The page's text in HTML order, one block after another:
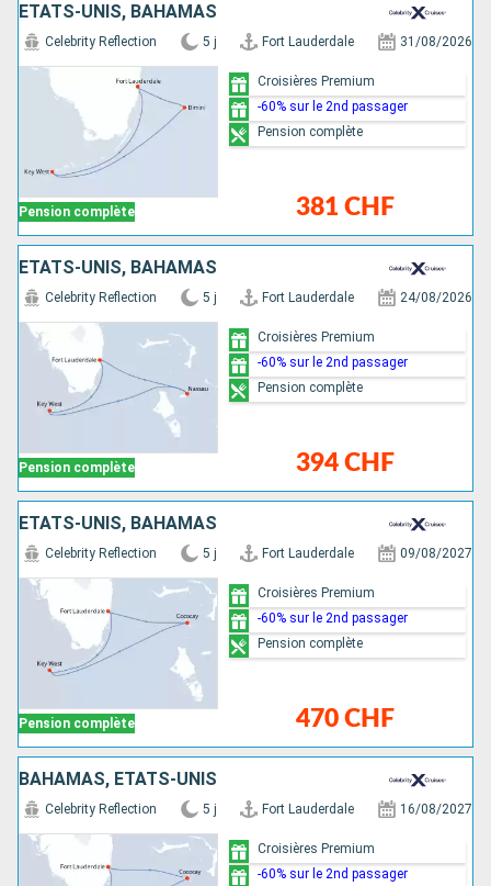
ÉTATS-UNIS, BAHAMAS
Pension complète
Celebrity Reflection 5 j Fort Lauderdale 31/08/2026
381 CHF
Croisières Premium
-60% sur le 2nd passager
Pension complète
ÉTATS-UNIS, BAHAMAS
Pension complète
Celebrity Reflection 5 j Fort Lauderdale 24/08/2026
394 CHF
Croisières Premium
-60% sur le 2nd passager
Pension complète
ÉTATS-UNIS, BAHAMAS
Pension complète
Celebrity Reflection 5 j Fort Lauderdale 09/08/2027
470 CHF
Croisières Premium
-60% sur le 2nd passager
Pension complète
BAHAMAS, ÉTATS-UNIS
Celebrity Reflection 5 j Fort Lauderdale 16/08/2027
Croisières Premium
-60% sur le 2nd passager